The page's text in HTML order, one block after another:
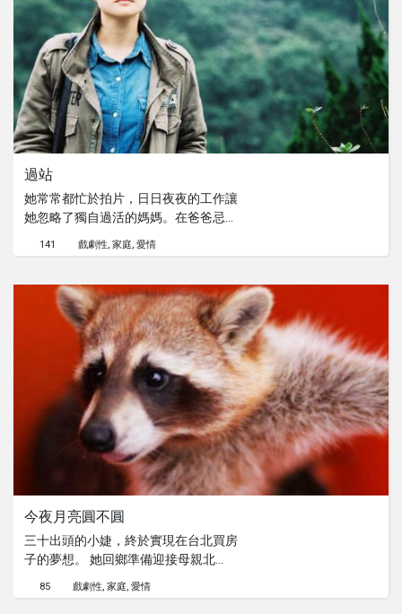
過站
她常常都忙於拍片，日日夜夜的工作讓
她忽略了獨自過活的媽媽。在爸爸忌日
的這一天，她才終於放下手上的工作回
到了家鄉陪伴媽媽祭拜爸爸。這一次，
女兒看見孤獨的媽媽，倍感內疚。然而
當黑夜來臨，一切終將結束...
141 戲劇性 家庭 愛情
今夜月亮圓不圓
三十出頭的小婕，終於實現在台北買房
子的夢想。 她回鄉準備迎接母親北
上，卻感到家裡有些不對勁，隱約中看
見母親身後有條尾巴一閃即逝，當晚更
85 戲劇性 家庭 愛情